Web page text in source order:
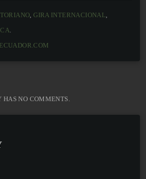
,GIRA INTERNACIONAL
HAS NO COMMENTS.